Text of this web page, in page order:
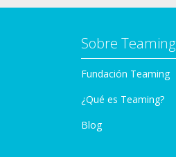
Sobre Teaming
Fundación Teaming
¿Qué es Teaming?
Blog